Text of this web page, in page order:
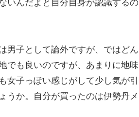
いんだよと自分自身が認識するの
男子として論外ですが、ではどん
でも良いのですが、あまりに地味
子っぽい感じがして少し気が引
うか。自分が買ったのは伊勢丹メ